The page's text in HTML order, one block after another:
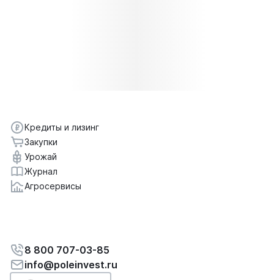
Кредиты и лизинг
Закупки
Урожай
Журнал
Агросервисы
8 800 707-03-85
info@poleinvest.ru